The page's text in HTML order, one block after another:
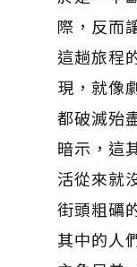
際，反而
這趟旅程
現，就像
都破滅殆
暗示，這
活從來就
街頭粗礪
其中的人